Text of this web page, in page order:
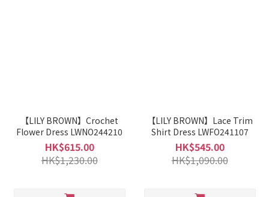
【LILY BROWN】Crochet
Flower Dress LWNO244210
HK$615.00
HK$1,230.00
【LILY BROWN】Lace Trim
Shirt Dress LWFO241107
HK$545.00
HK$1,090.00